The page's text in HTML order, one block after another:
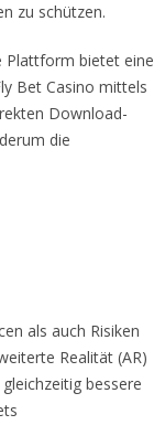
zu schützen.
Plattform bietet eine
Bet Casino mittels
Download-
die
als auch Risiken
Realität (AR)
bessere